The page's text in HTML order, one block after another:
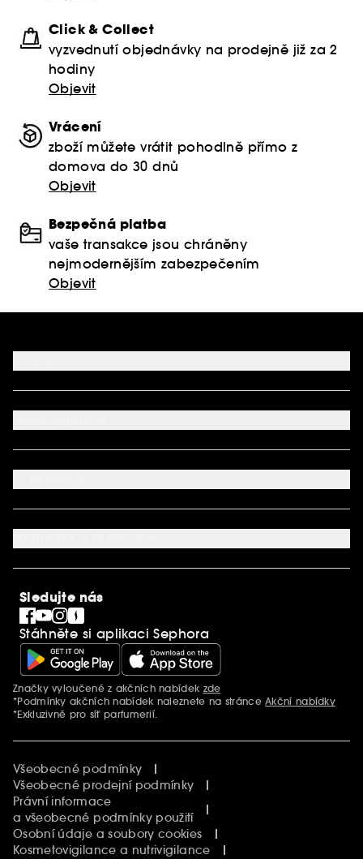
Click & Collect
vyzvednutí objednávky na prodejně již za 2
hodiny
Objevit
Vrácení
zboží můžete vrátit pohodlně přímo z
domova do 30 dnů
Objevit
Bezpečná platba
vaše transakce jsou chráněny
nejmodernějším zabezpečením
Objevit
FAQ
Podmínky Nabídek
Kontaktujte nás
Mapa stránky
Můj účet
Aplikace SEPHORA
Nastavení souborů cookie
O společnosti Sephora
Kariéra
SEPHORiA
Blog Sephora
Singles´ Day
Black Friday
Cyber Monday
Vánoce
Sledujte nás
Stáhněte si aplikaci Sephora
Další informace
Značky vyloučené z akčních nabídek zde
*Podmínky akčních nabídek naleznete na stránceAkční nabídky
*Exkluzivně pro síť parfumerií.
Všeobecné podmínky
Všeobecné prodejní podmínky
Právní informace
a všeobecné podmínky použití
Osobní údaje a soubory cookies
Kosmetovigilance a nutrivigilance